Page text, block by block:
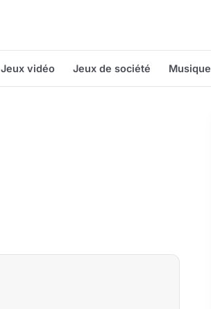
Jeux vidéo Jeux de société Musique